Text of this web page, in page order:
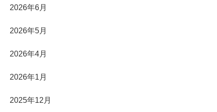
2026年6月
2026年5月
2026年4月
2026年1月
2025年12月